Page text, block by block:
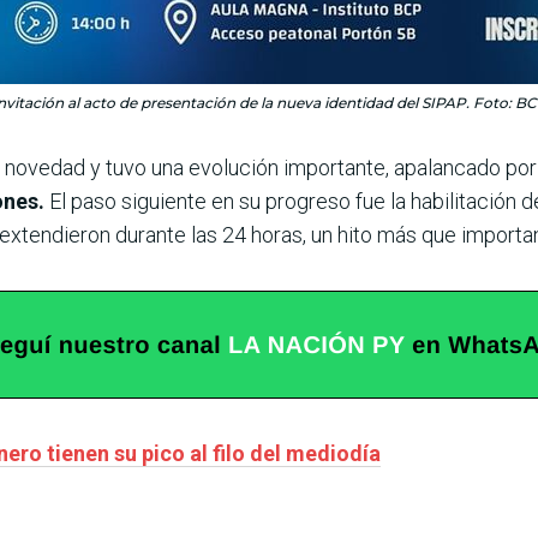
al acto de presentación de la nueva identidad del SIPAP. Foto:
novedad y tuvo una evolución importante, apalancado
El paso siguiente en su progreso fue la habilitación
durante las 24 horas, un hito más que
tienen su pico al filo del mediodía